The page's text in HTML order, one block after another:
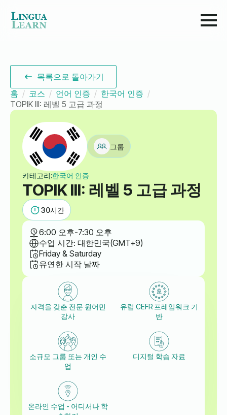
목록으로 돌아가기
홈
코스 언어 인증
한국어 인증
TOPIK III: 레벨 5 고급 과정
그룹
카테고리:한국어 인증
TOPIK III: 레벨 5 고급 과정
30시간
6:00 오후-7:30 오후
수업 시간: 대한민국(GMT+9)
Friday & Saturday
유연한 시작 날짜
자격을 갖춘 전문 원어민
강사
유럽 CEFR 프레임워크 기
반
소규모 그룹 또는 개인 수
업
디지털 학습 자료
온라인 수업 - 어디서나 학